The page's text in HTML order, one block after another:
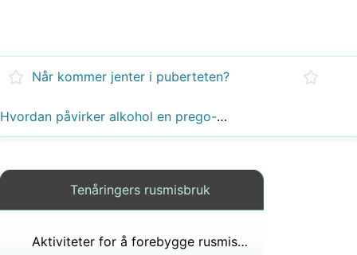
Når kommer jenter i puberteten?
Hvordan påvirker alkohol en prego-kvinne?
Tenåringers rusmisbruk
Aktiviteter for å forebygge rusmisbruk